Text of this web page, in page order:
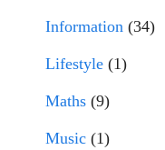
Information (34)
Lifestyle (1)
Maths (9)
Music (1)